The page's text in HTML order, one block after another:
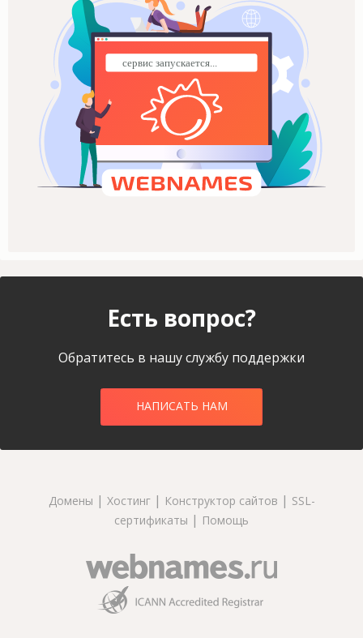
сервис запускается...
Есть вопрос?
Обратитесь в нашу службу поддержки
НАПИСАТЬ НАМ
Домены | Хостинг | Конструктор сайтов | SSL-
сертификаты | Помощь